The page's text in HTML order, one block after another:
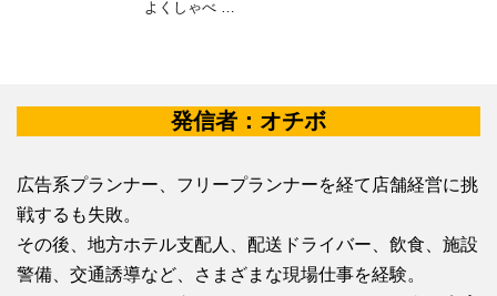
よくしゃべ …
発信者：オチボ
広告系プランナー、フリープランナーを経て店舗経営に挑
戦するも失敗。
その後、地方ホテル支配人、配送ドライバー、飲食、施設
警備、交通誘導など、さまざまな現場仕事を経験。